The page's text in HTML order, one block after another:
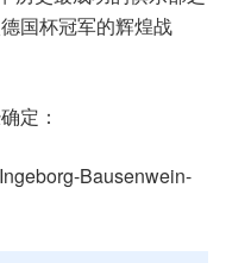
国杯冠军的辉煌战
定：
Bausenwein-